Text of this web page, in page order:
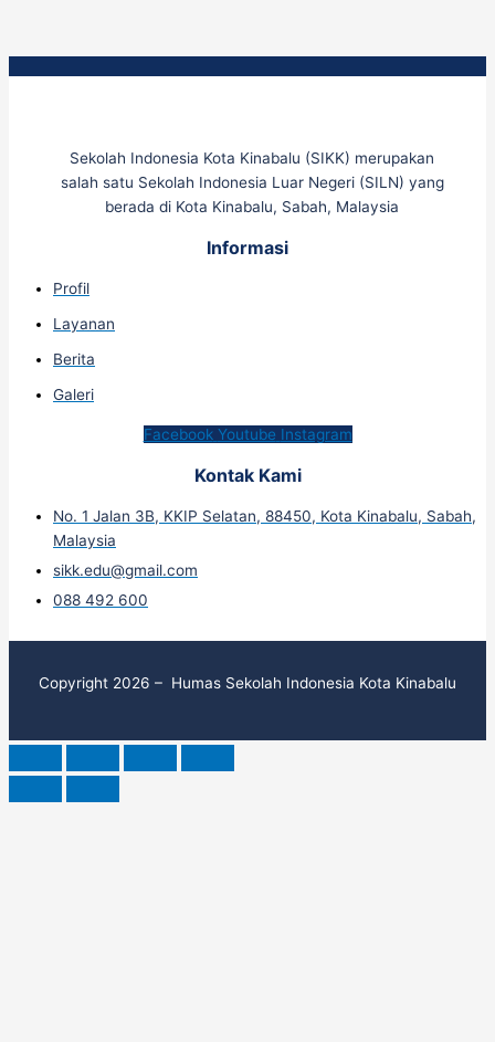
Sekolah Indonesia Kota Kinabalu (SIKK) merupakan
salah satu Sekolah Indonesia Luar Negeri (SILN) yang
berada di Kota Kinabalu, Sabah, Malaysia
Informasi
Profil
Layanan
Berita
Galeri
Facebook Youtube Instagram
Kontak Kami
No. 1 Jalan 3B, KKIP Selatan, 88450, Kota Kinabalu, Sabah,
Malaysia
sikk.edu@gmail.com
088 492 600
Copyright 2026 – Humas Sekolah Indonesia Kota Kinabalu